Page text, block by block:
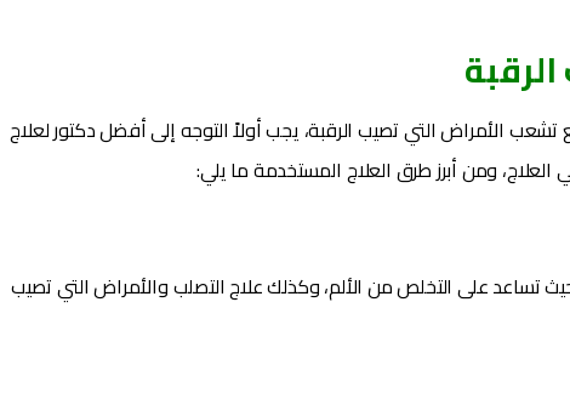
الأمراض التي تصيب الرقبة، يجب أولاً التوجه إلى أفضل دكتور لعلاج
ومن أبرز طرق العلاج المستخدمة ما يلي:
حيث تساعد على التخلص من الألم، وكذلك علاج التصلب والأمراض التي تصيب